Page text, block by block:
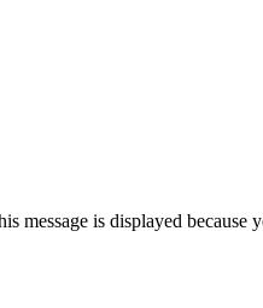
message is displayed because